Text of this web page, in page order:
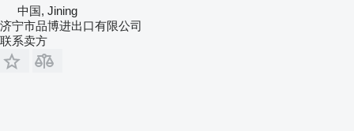
中国, Jining
济宁市品博进出口有限公司
联系卖方